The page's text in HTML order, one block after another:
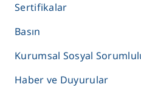
Sertifikalar
Basın
Kurumsal Sosyal
Haber ve Duyurular